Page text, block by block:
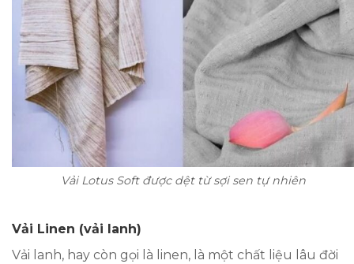
Vải Lotus Soft được dệt từ sợi sen tự nhiên
Vải Linen (vải lanh)
Vải lanh, hay còn gọi là linen, là một chất liệu lâu đời